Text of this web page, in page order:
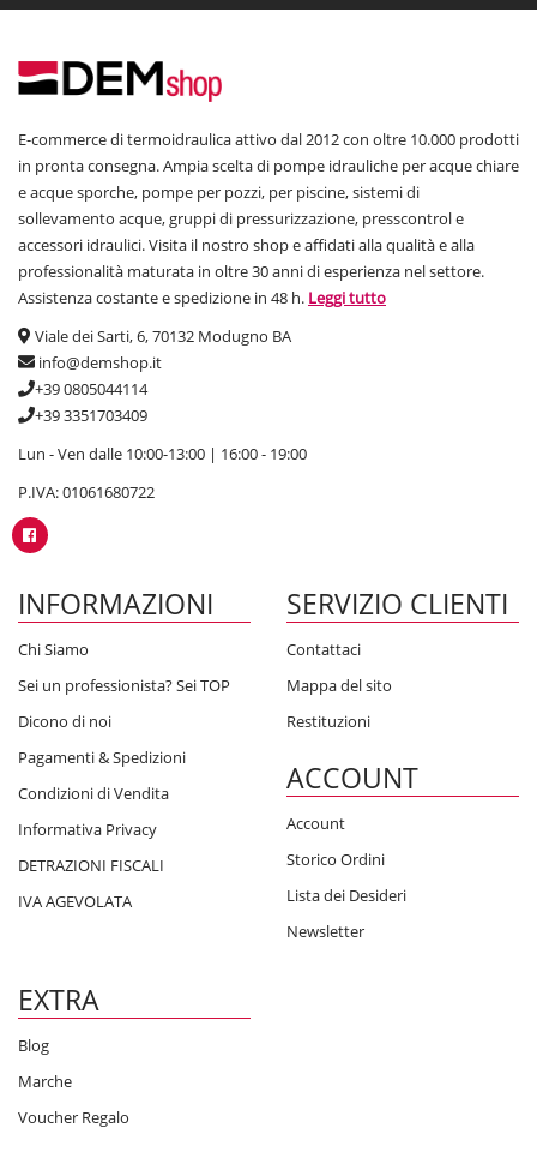
E-commerce di termoidraulica attivo dal 2012 con oltre 10.000 prodotti
in pronta consegna. Ampia scelta di pompe idrauliche per acque chiare
e acque sporche, pompe per pozzi, per piscine, sistemi di
sollevamento acque, gruppi di pressurizzazione, presscontrol e
accessori idraulici. Visita il nostro shop e affidati alla qualità e alla
professionalità maturata in oltre 30 anni di esperienza nel settore.
Assistenza costante e spedizione in 48 h. Leggi tutto
Viale dei Sarti, 6, 70132 Modugno BA
info@demshop.it
+39 0805044114
+39 3351703409
Lun - Ven dalle 10:00-13:00 | 16:00 - 19:00
P.IVA: 01061680722
INFORMAZIONI
Chi Siamo
Sei un professionista? Sei TOP
Dicono di noi
Pagamenti & Spedizioni
Condizioni di Vendita
Informativa Privacy
DETRAZIONI FISCALI
IVA AGEVOLATA
SERVIZIO CLIENTI
Contattaci
Mappa del sito
Restituzioni
ACCOUNT
Account
Storico Ordini
Lista dei Desideri
Newsletter
EXTRA
Blog
Marche
Voucher Regalo